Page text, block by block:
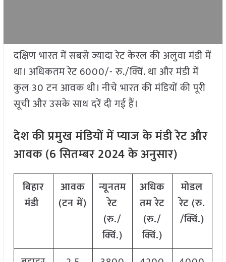
दक्षिण भारत में सबसे ज्यादा रेट केरल की अलुवा मंडी में
था। अधिकतम रेट 6000/- रु./क्विं. था और मंडी में
कुल 30 टन आवक थी। नीचे भारत की मंडियों की पूरी
सूची और उसके साथ दरें दी गई हैं।
देश की प्रमुख मंडियों में प्याज के मंडी रेट और
आवक (6सितम्बर2024के अनुसार)
बिहार
मंडी
आवक
(टन में)
न्यूनतम
रेट
(रु./
क्विं.)
अधिक
तम रेट
(रु./
क्विं.)
मोडल
रेट (रु.
/क्विं.)